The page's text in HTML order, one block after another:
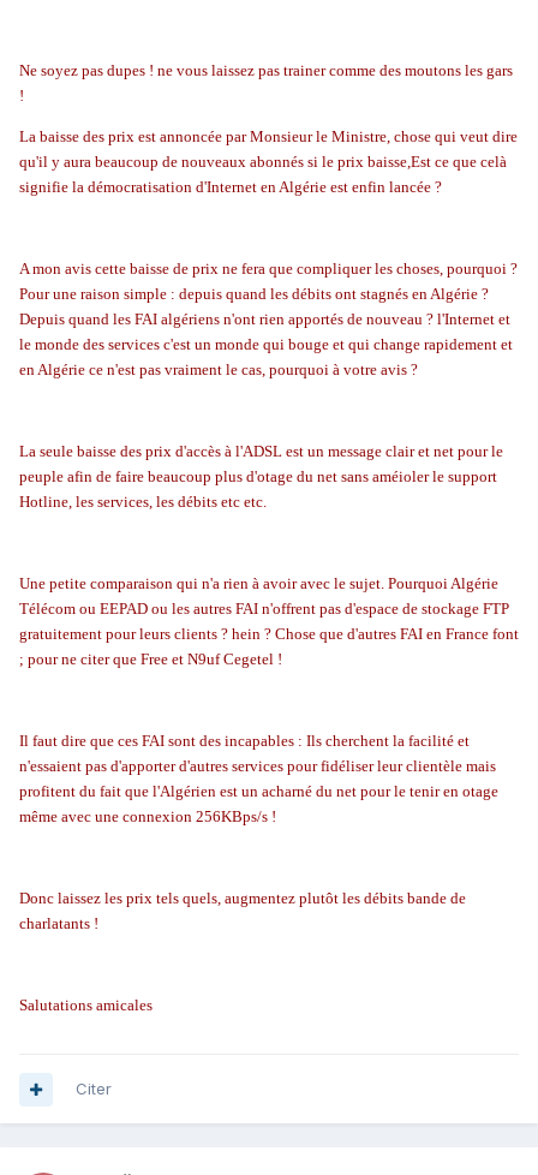
Ne soyez pas dupes ! ne vous laissez pas trainer comme des moutons les gars
!
La baisse des prix est annoncée par Monsieur le Ministre, chose qui veut dire
qu'il y aura beaucoup de nouveaux abonnés si le prix baisse,Est ce que celà
signifie la démocratisation d'Internet en Algérie est enfin lancée ?
A mon avis cette baisse de prix ne fera que compliquer les choses, pourquoi ?
Pour une raison simple : depuis quand les débits ont stagnés en Algérie ?
Depuis quand les FAI algériens n'ont rien apportés de nouveau ? l'Internet et
le monde des services c'est un monde qui bouge et qui change rapidement et
en Algérie ce n'est pas vraiment le cas, pourquoi à votre avis ?
La seule baisse des prix d'accès à l'ADSL est un message clair et net pour le
peuple afin de faire beaucoup plus d'otage du net sans améioler le support
Hotline, les services, les débits etc etc.
Une petite comparaison qui n'a rien à avoir avec le sujet. Pourquoi Algérie
Télécom ou EEPAD ou les autres FAI n'offrent pas d'espace de stockage FTP
gratuitement pour leurs clients ? hein ? Chose que d'autres FAI en France font
; pour ne citer que Free et N9uf Cegetel !
Il faut dire que ces FAI sont des incapables : Ils cherchent la facilité et
n'essaient pas d'apporter d'autres services pour fidéliser leur clientèle mais
profitent du fait que l'Algérien est un acharné du net pour le tenir en otage
même avec une connexion 256KBps/s !
Donc laissez les prix tels quels, augmentez plutôt les débits bande de
charlatants !
Salutations amicales
Citer